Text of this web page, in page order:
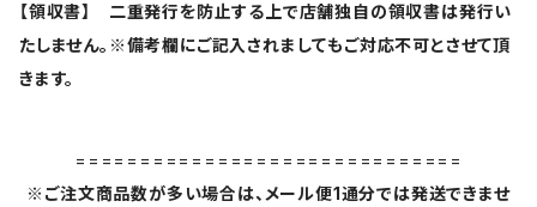
【領収書】 二重発行を防止する上で店舗独自の領収書は発行い
たしません。※備考欄にご記入されましてもご対応不可とさせて頂
きます。
==============================
※ご注文商品数が多い場合は、メール便1通分では発送できませ